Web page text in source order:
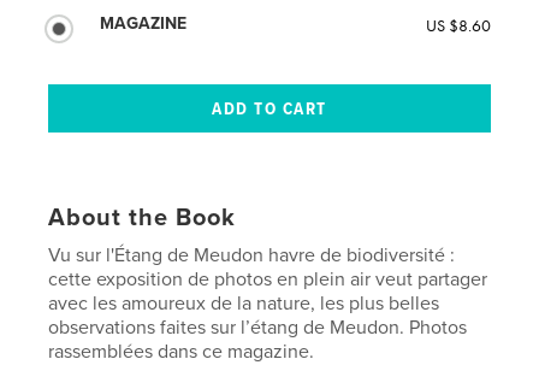
MAGAZINE
US $8.60
About the Book
Vu sur l'Étang de Meudon havre de biodiversité :
cette exposition de photos en plein air veut partager
avec les amoureux de la nature, les plus belles
observations faites sur l’étang de Meudon. Photos
rassemblées dans ce magazine.